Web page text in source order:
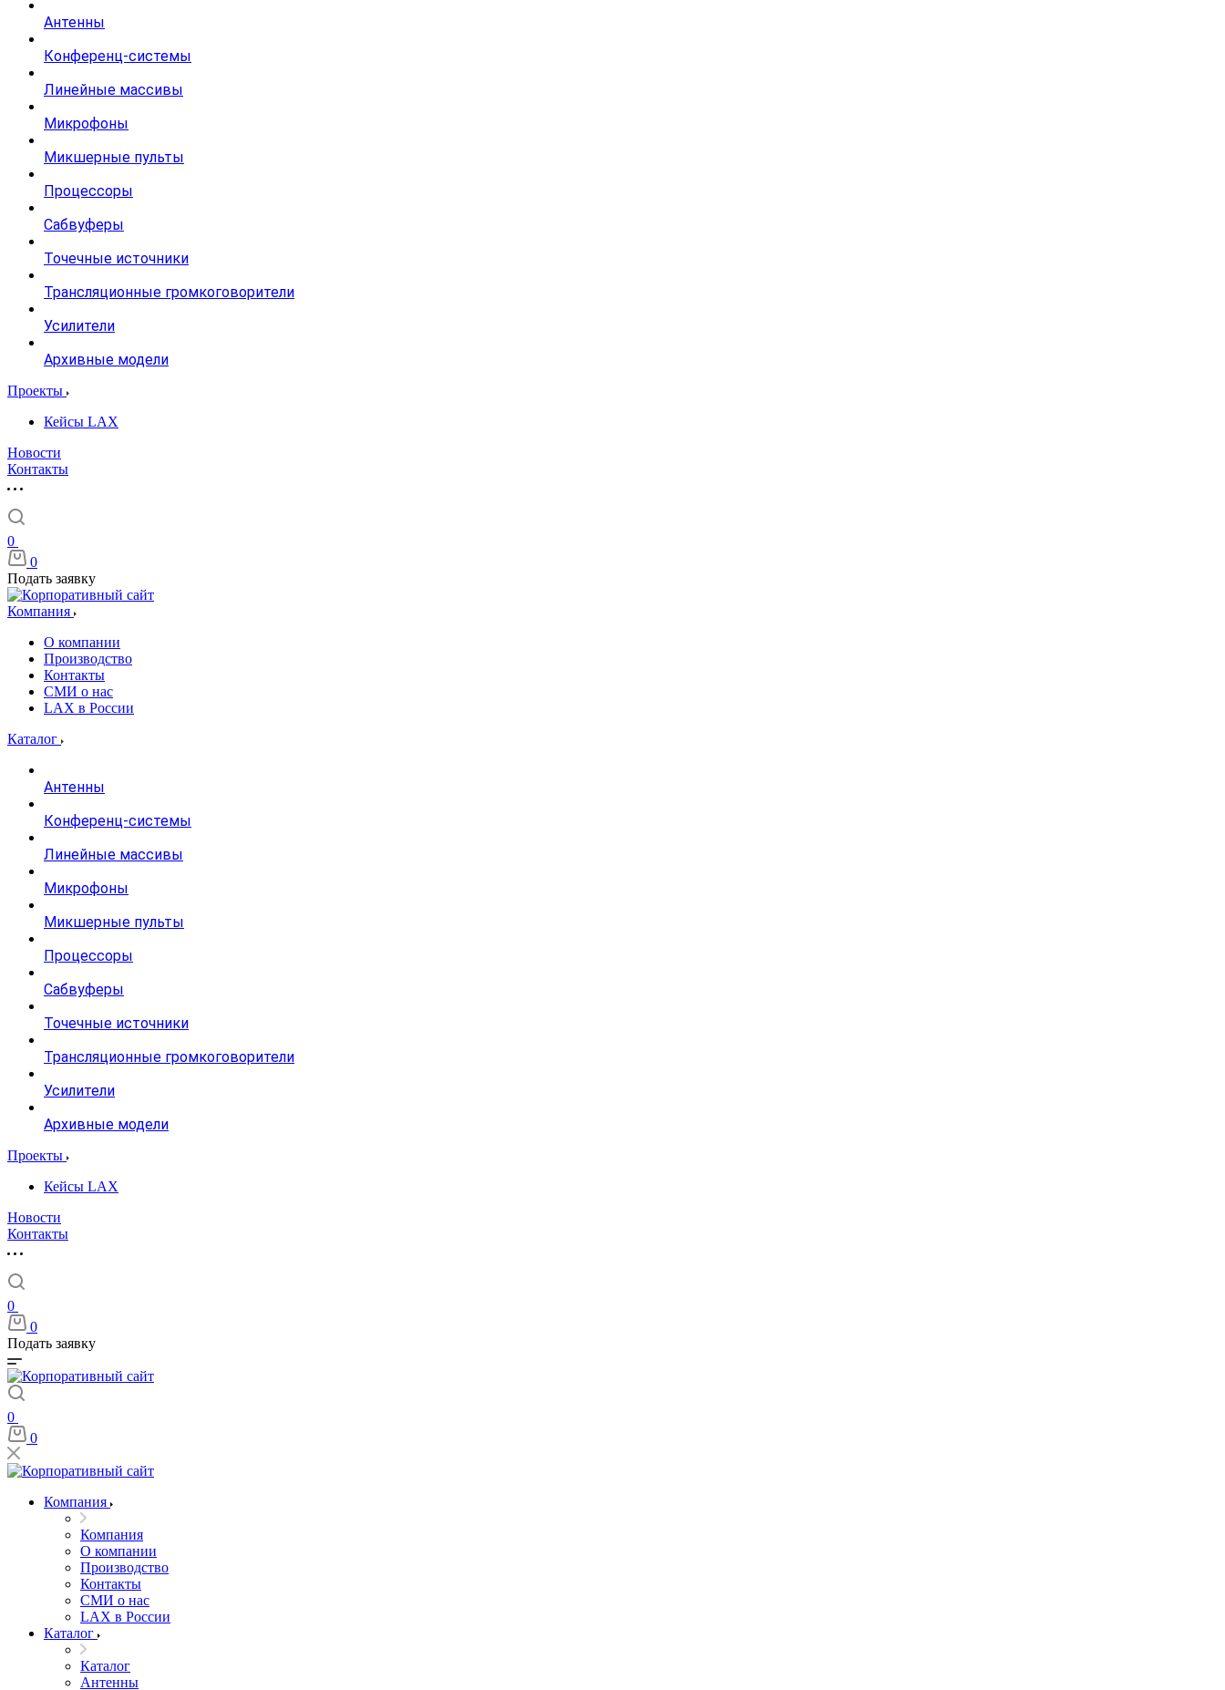
Антенны
Конференц-системы
Линейные массивы
Микрофоны
Микшерные пульты
Процессоры
Сабвуферы
Точечные источники
Трансляционные громкоговорители
Усилители
Архивные модели
Проекты
Кейсы LAX
Новости
Контакты
0
0
Подать заявку
Компания
О компании
Производство
Контакты
СМИ о нас
LAX в России
Каталог
Антенны
Конференц-системы
Линейные массивы
Микрофоны
Микшерные пульты
Процессоры
Сабвуферы
Точечные источники
Трансляционные громкоговорители
Усилители
Архивные модели
Проекты
Кейсы LAX
Новости
Контакты
0
0
Подать заявку
0
0
Компания
Компания
О компании
Производство
Контакты
СМИ о нас
LAX в России
Каталог
Каталог
Антенны